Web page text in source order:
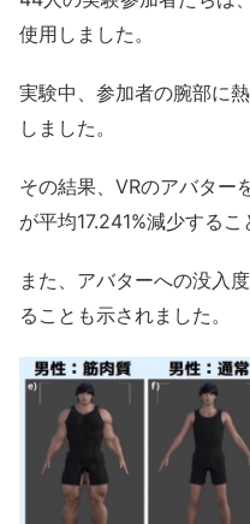
使用しました。
実験中、参加者の腕部に
しました。
その結果、VRのアバター
が平均17.241%減少するこ
また、アバターへの没入
ることも示されました。